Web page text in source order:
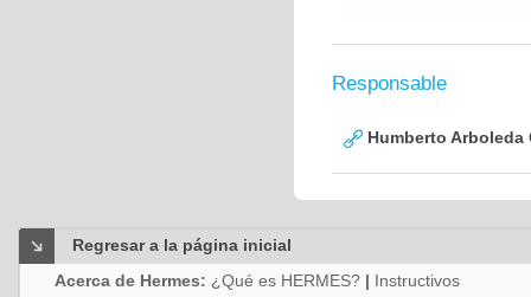
Responsable
Humberto Arboleda
Regresar a la página inicial
Acerca de Hermes: ¿Qué es HERMES? | Instructivos